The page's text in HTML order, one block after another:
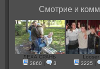
Смотрие и
ЛЁХА СРАНЬ
3860
| 3
Looser
3225
|